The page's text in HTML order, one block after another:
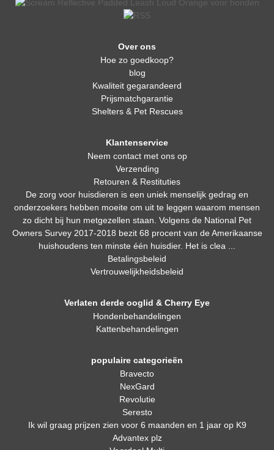
Over ons
Hoe zo goedkoop?
blog
Kwaliteit gegarandeerd
Prijsmatchgarantie
Shelters & Pet Rescues
Klantenservice
Neem contact met ons op
Verzending
Retouren & Restituties
De zorg voor huisdieren is een uniek menselijk gedrag en
onderzoekers hebben moeite om uit te leggen waarom mensen
zo dicht bij hun metgezellen staan. Volgens de National Pet
Owners Survey 2017-2018 bezit 68 procent van de Amerikaanse
huishoudens ten minste één huisdier. Het is clea ...
Betalingsbeleid
Vertrouwelijkheidsbeleid
Verlaten derde ooglid & Cherry Eye
Hondenbehandelingen
Kattenbehandelingen
populaire categorieën
Bravecto
NexGard
Revolutie
Seresto
Ik wil graag prijzen zien voor 6 maanden en 1 jaar op K9
Advantex plz